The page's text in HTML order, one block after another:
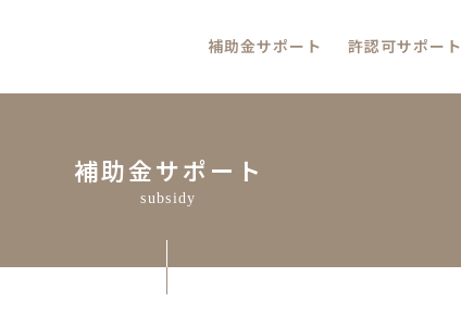
補助金サポート 許認可サポート
補助金サポート
subsidy